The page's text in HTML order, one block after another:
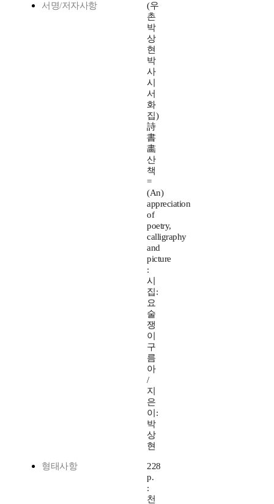
서명/저자사항
(우
촌
박
상
현
박
사
시
서
화
집)
詩
書
畵
산
책
=
(An)
appreciation
of
poetry,
calligraphy
and
picture
:
시
집:
요
술
쟁
이
구
름
아
/
지
은
이:
박
상
현
형태사항
228
p.
:
천